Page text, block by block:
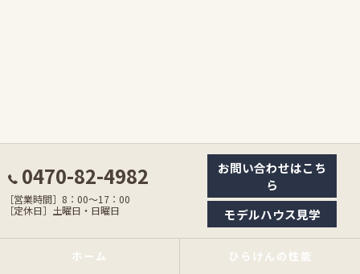
0470-82-4982
［営業時間］8：00〜17：00
［定休日］土曜日・日曜日
お問い合わせはこち
ら
モデルハウス見学
ホーム ひらけんの性能